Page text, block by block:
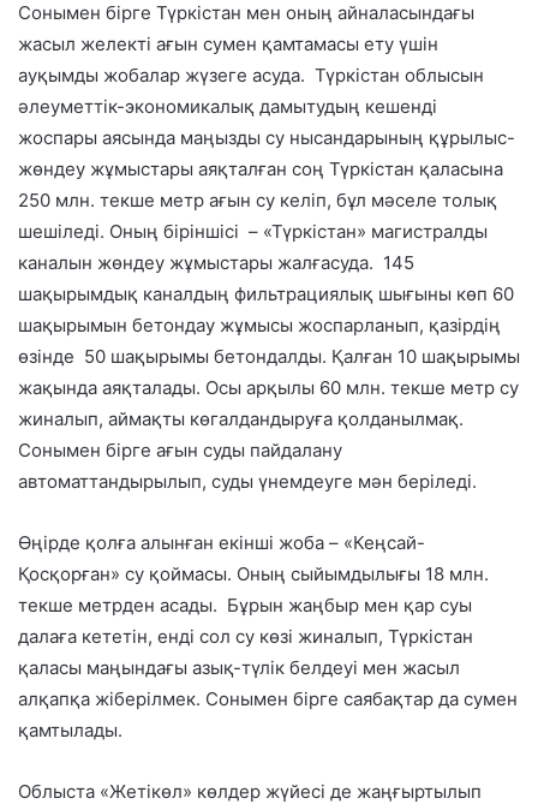
Сонымен бірге Түркістан мен оның айналасындағы
жасыл желекті ағын сумен қамтамасы ету үшін
ауқымды жобалар жүзеге асуда. Түркістан облысын
әлеуметтік-экономикалық дамытудың кешенді
жоспары аясында маңызды су нысандарының құрылыс-
жөндеу жұмыстары аяқталған соң Түркістан қаласына
250 млн. текше метр ағын су келіп, бұл мәселе толық
шешіледі. Оның біріншісі – «Түркістан» магистралды
каналын жөндеу жұмыстары жалғасуда. 145
шақырымдық каналдың фильтрациялық шығыны көп 60
шақырымын бетондау жұмысы жоспарланып, қазірдің
өзінде 50 шақырымы бетондалды. Қалған 10 шақырымы
жақында аяқталады. Осы арқылы 60 млн. текше метр су
жиналып, аймақты көгалдандыруға қолданылмақ.
Сонымен бірге ағын суды пайдалану
автоматтандырылып, суды үнемдеуге мән беріледі.
Өңірде қолға алынған екінші жоба – «Кеңсай-
Қосқорған» су қоймасы. Оның сыйымдылығы 18 млн.
текше метрден асады. Бұрын жаңбыр мен қар суы
далаға кететін, енді сол су көзі жиналып, Түркістан
қаласы маңындағы азық-түлік белдеуі мен жасыл
алқапқа жіберілмек. Сонымен бірге саябақтар да сумен
қамтылады.
Облыста «Жетікөл» көлдер жүйесі де жаңғыртылып